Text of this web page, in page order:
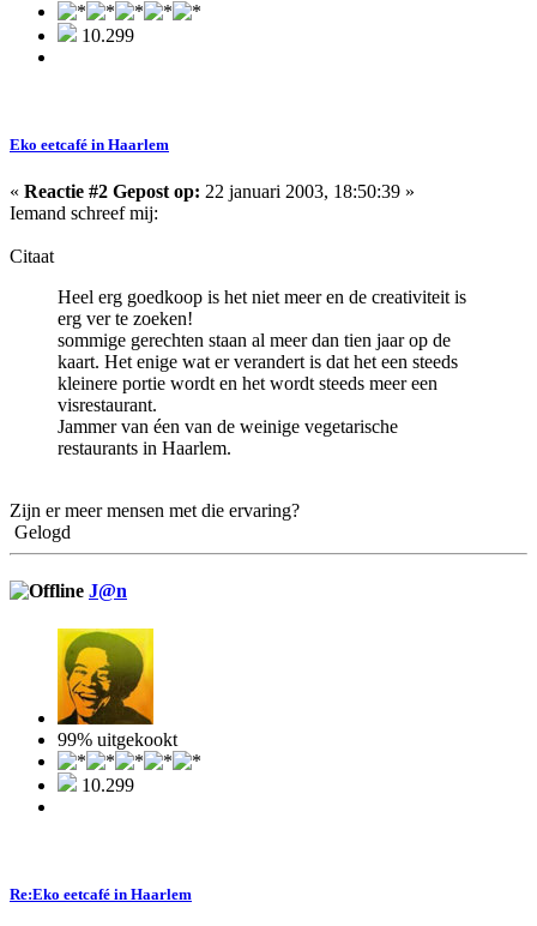
10.299
Eko eetcafé in Haarlem
« Reactie #2 Gepost op: 22 januari 2003, 18:50:39 »
Iemand schreef mij:
Citaat
Heel erg goedkoop is het niet meer en de creativiteit is
erg ver te zoeken!
sommige gerechten staan al meer dan tien jaar op de
kaart. Het enige wat er verandert is dat het een steeds
kleinere portie wordt en het wordt steeds meer een
visrestaurant.
Jammer van éen van de weinige vegetarische
restaurants in Haarlem.
Zijn er meer mensen met die ervaring?
Gelogd
J@n
99% uitgekookt
10.299
Re:Eko eetcafé in Haarlem